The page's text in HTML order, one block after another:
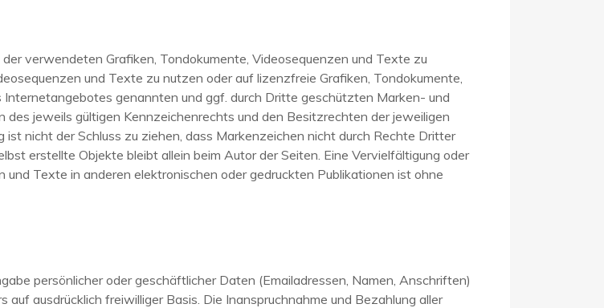
verwendeten Grafiken, Tondokumente, Videosequenzen und Texte zu
und Texte zu nutzen oder auf lizenzfreie Grafiken, Tondokumente,
genannten und ggf. durch Dritte geschützten Marken- und
jeweils gültigen Kennzeichenrechts und den Besitzrechten der jeweiligen
nicht der Schluss zu ziehen, dass Markenzeichen nicht durch Rechte Dritter
erstellte Objekte bleibt allein beim Autor der Seiten. Eine Vervielfältigung oder
Texte in anderen elektronischen oder gedruckten Publikationen ist ohne
persönlicher oder geschäftlicher Daten (Emailadressen, Namen, Anschriften)
ausdrücklich freiwilliger Basis. Die Inanspruchnahme und Bezahlung aller